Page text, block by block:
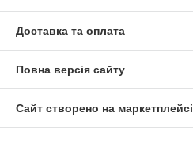
Доставка та оплата
Повна версія сайту
Сайт створено на маркетплейсі